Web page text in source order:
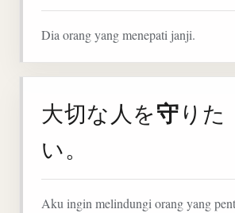
Dia orang yang menepati janji.
大切な人を守りた
い。
Aku ingin melindungi orang yang